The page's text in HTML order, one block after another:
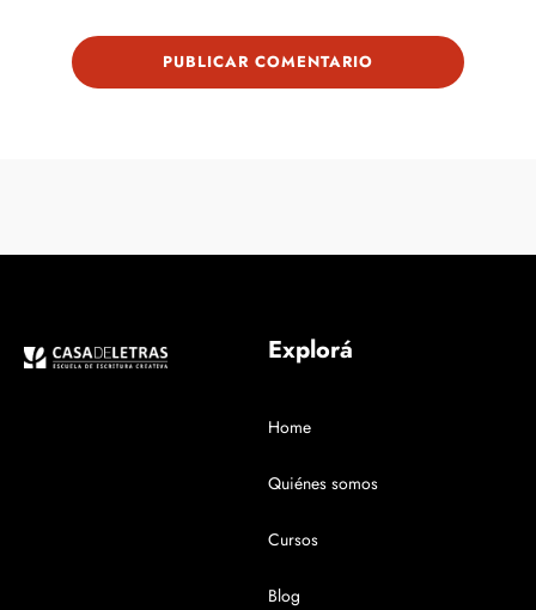
Explorá
Home
Quiénes somos
Cursos
Blog